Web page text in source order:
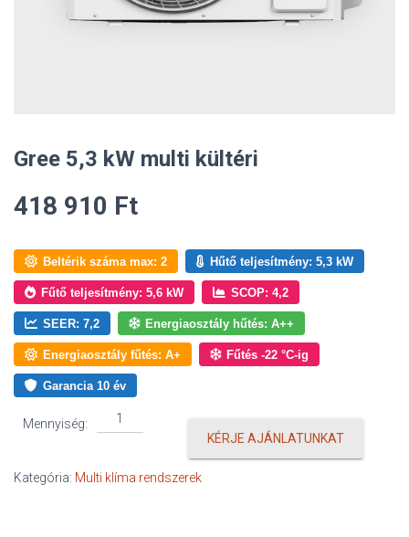
Gree 5,3 kW multi kültéri
418 910 Ft
Beltérik száma max: 2 Hűtő teljesítmény: 5,3 kW
Fűtő teljesítmény: 5,6 kW SCOP: 4,2
SEER: 7,2 Energiaosztály hűtés: A++
Energiaosztály fűtés: A+ Fűtés -22 °C-ig
Garancia 10 év
Mennyiség:
Gree
5,3
multi
KÉRJE AJÁNLATUNKAT
Kategória: Multi klíma rendszerek